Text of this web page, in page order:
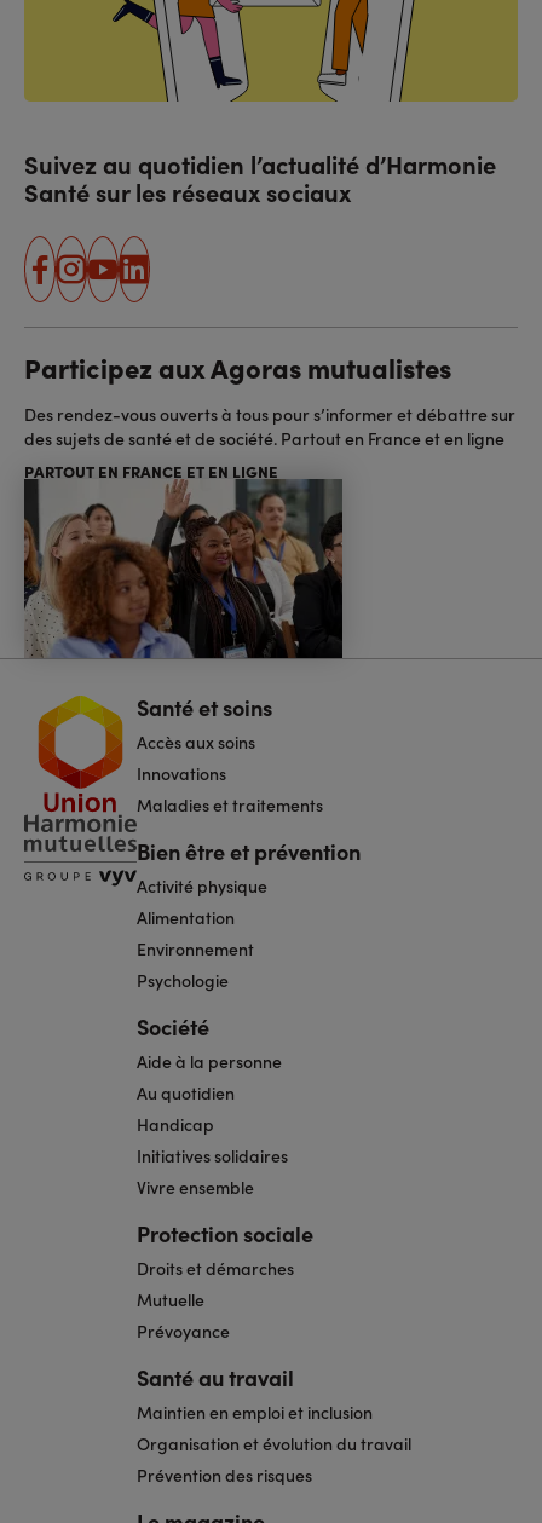
Suivez au quotidien l’actualité d’Harmonie
Santé sur les réseaux sociaux
facebook
instagram
youtube
linkedin
Participez aux Agoras mutualistes
Des rendez-vous ouverts à tous pour s’informer et débattre sur
des sujets de santé et de société. Partout en France et en ligne
PARTOUT EN FRANCE ET EN LIGNE
Navigation
de
page
Santé et soins
Accès aux soins
Innovations
Maladies et traitements
Bien être et prévention
Activité physique
Alimentation
Environnement
Psychologie
Société
Aide à la personne
Au quotidien
Handicap
Initiatives solidaires
Vivre ensemble
Protection sociale
Droits et démarches
Mutuelle
Prévoyance
Santé au travail
Maintien en emploi et inclusion
Organisation et évolution du travail
Prévention des risques